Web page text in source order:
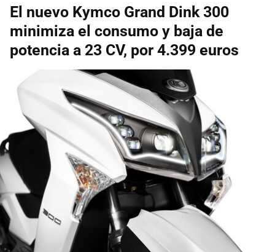
El nuevo Kymco Grand Dink 300
minimiza el consumo y baja de
potencia a 23 CV, por 4.399 euros